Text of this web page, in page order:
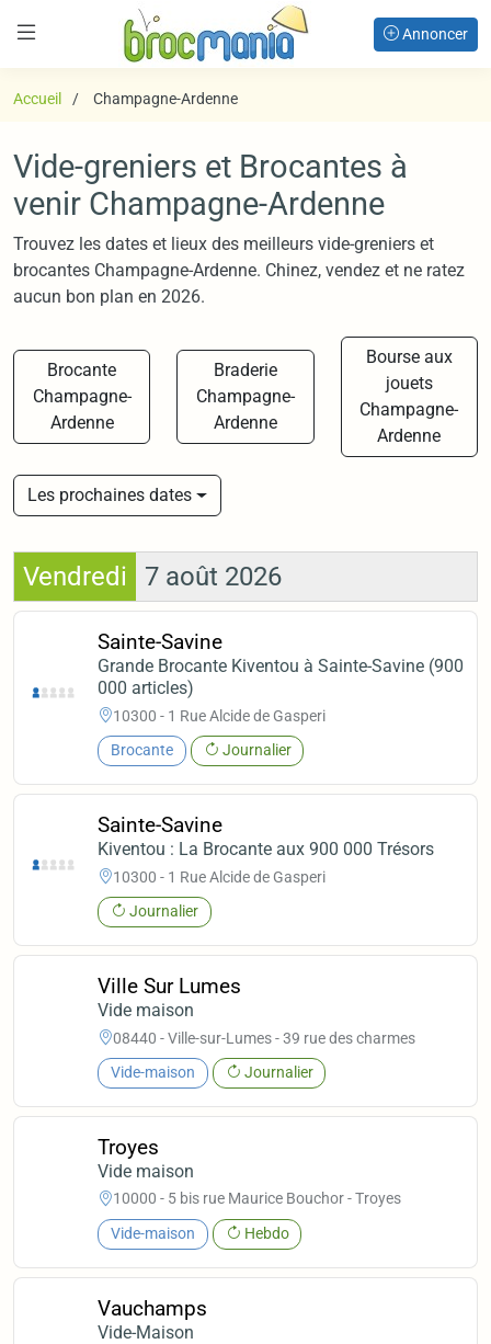
Annoncer
Accueil Champagne-Ardenne
Vide-greniers et Brocantes à
venir Champagne-Ardenne
Trouvez les dates et lieux des meilleurs vide-greniers et
brocantes Champagne-Ardenne. Chinez, vendez et ne ratez
aucun bon plan en 2026.
Brocante
Champagne-
Ardenne
Braderie
Champagne-
Ardenne
Bourse aux
jouets
Champagne-
Ardenne
Les prochaines dates
Vendredi 7 août 2026
Sainte-Savine
Grande Brocante Kiventou à Sainte-Savine (900
000 articles)
10300 - 1 Rue Alcide de Gasperi
Brocante Journalier
Sainte-Savine
Kiventou : La Brocante aux 900 000 Trésors
10300 - 1 Rue Alcide de Gasperi
Journalier
Ville Sur Lumes
Vide maison
08440 - Ville-sur-Lumes - 39 rue des charmes
Vide-maison Journalier
Troyes
Vide maison
10000 - 5 bis rue Maurice Bouchor - Troyes
Vide-maison Hebdo
Vauchamps
Vide-Maison